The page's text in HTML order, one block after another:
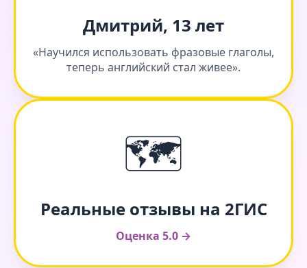
Дмитрий, 13 лет
«Научился использовать фразовые глаголы,
теперь английский стал живее».
🗺️
Реальные отзывы на 2ГИС
Оценка 5.0 →